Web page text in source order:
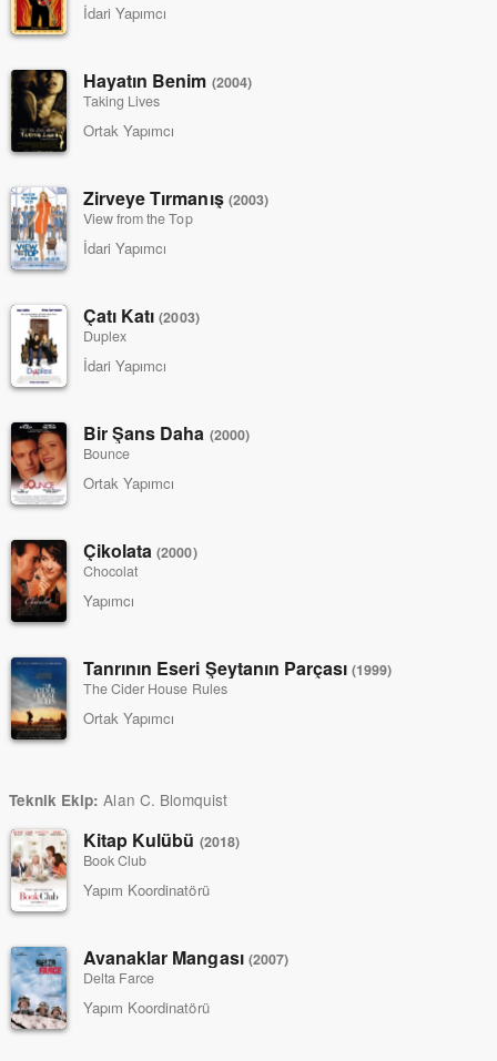
İdari Yapımcı
Hayatın Benim (2004)
Taking Lives
Ortak Yapımcı
Zirveye Tırmanış (2003)
View from the Top
İdari Yapımcı
Çatı Katı(2003)
Duplex
İdari Yapımcı
Bir Şans Daha (2000)
Bounce
Ortak Yapımcı
Çikolata(2000)
Chocolat
Yapımcı
Tanrının Eseri Şeytanın Parçası(1999)
The Cider House Rules
Ortak Yapımcı
Teknik Ekip: Alan C. Blomquist
Kitap Kulübü (2018)
Book Club
Yapım Koordinatörü
Avanaklar Mangası (2007)
Delta Farce
Yapım Koordinatörü